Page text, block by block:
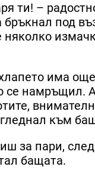
ти! –
бръкнал под
има
се намръщил.
към
за пари, след
бащата.